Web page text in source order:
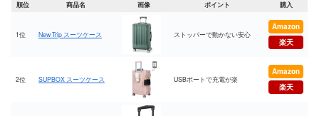
順位 商品名 画像 ポイント 購入
1位 New Trip スーツケース ストッパーで動かない安心
Amazon
楽天
2位 SUPBOX スーツケース USBポートで充電が楽
Amazon
楽天